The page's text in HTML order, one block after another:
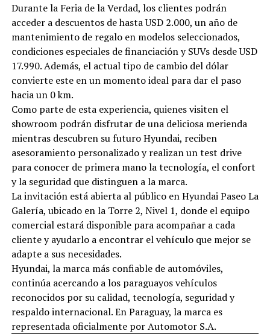
Durante la Feria de la Verdad, los clientes podrán
acceder a descuentos de hasta USD 2.000, un año de
mantenimiento de regalo en modelos seleccionados,
condiciones especiales de financiación y SUVs desde USD
17.990. Además, el actual tipo de cambio del dólar
convierte este en un momento ideal para dar el paso
hacia un 0 km.
Como parte de esta experiencia, quienes visiten el
showroom podrán disfrutar de una deliciosa merienda
mientras descubren su futuro Hyundai, reciben
asesoramiento personalizado y realizan un test drive
para conocer de primera mano la tecnología, el confort
y la seguridad que distinguen a la marca.
La invitación está abierta al público en Hyundai Paseo La
Galería, ubicado en la Torre 2, Nivel 1, donde el equipo
comercial estará disponible para acompañar a cada
cliente y ayudarlo a encontrar el vehículo que mejor se
adapte a sus necesidades.
Hyundai, la marca más confiable de automóviles,
continúa acercando a los paraguayos vehículos
reconocidos por su calidad, tecnología, seguridad y
respaldo internacional. En Paraguay, la marca es
representada oficialmente por Automotor S.A.